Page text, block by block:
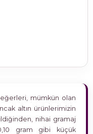
mümkün olan
altın ürünlerimizin
nihai gramaj
gram gibi küçük